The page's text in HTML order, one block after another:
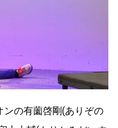
ンの有薗啓剛(ありぞの